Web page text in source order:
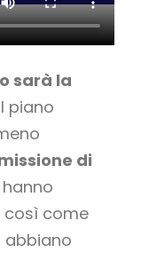
sarà la
piano
di
così come
abbiano